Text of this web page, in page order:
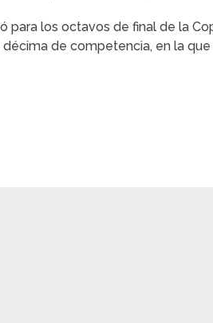
para los octavos de final de la
de competencia, en la que